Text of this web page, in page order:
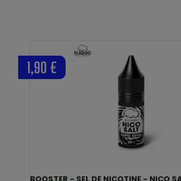
BOOSTER - SEL DE NICOTINE - NICO
1,90 €